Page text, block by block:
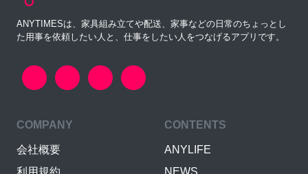
ANYTIMESは、家具組み立てや配送、家事などの日常のちょっとし
た用事を依頼したい人と、仕事をしたい人をつなげるアプリです。
COMPANY
会社概要
利用規約
CONTENTS
ANYLIFE
NEWS